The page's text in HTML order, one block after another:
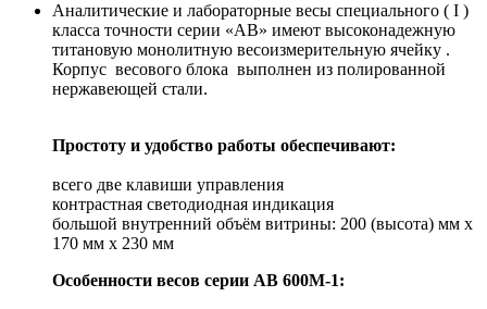
Аналитические и лабораторные весы специального ( I )
класса точности серии «АВ» имеют высоконадежную
титановую монолитную весоизмерительную ячейку .
Корпус весового блока выполнен из полированной
нержавеющей стали.
Простоту и удобство работы обеспечивают:
всего две клавиши управления
контрастная светодиодная индикация
большой внутренний объём витрины: 200 (высота) мм х
170 мм х 230 мм
Особенности весов серии АВ 600М-1: